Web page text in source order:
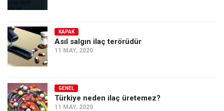
KAPAK
Asıl salgın ilaç terörüdür
11 MAY, 2020
GENEL
Türkiye neden ilaç üretemez?
11 MAY, 2020